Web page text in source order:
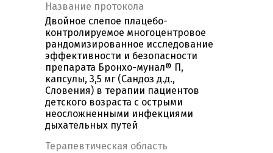
Название протокола
Двойное слепое плацебо-
контролируемое многоцентровое
рандомизированное исследование
эффективности и безопасности
препарата Бронхо-мунал® П,
капсулы, 3,5 мг (Сандоз д.д.,
Словения) в терапии пациентов
детского возраста с острыми
неосложненными инфекциями
дыхательных путей
Терапевтическая область